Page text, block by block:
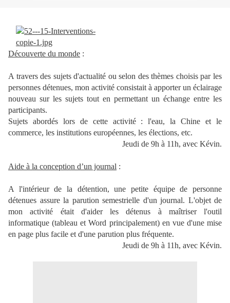
Découverte du monde :
A travers des sujets d'actualité ou selon des thèmes choisis par les
personnes détenues, mon activité consistait à apporter un éclairage
nouveau sur les sujets tout en permettant un échange entre les
participants.
Sujets abordés lors de cette activité : l'eau, la Chine et le
commerce, les institutions européennes, les élections, etc.
Jeudi de 9h à 11h, avec Kévin.
Aide à la conception d’un journal :
A l'intérieur de la détention, une petite équipe de personne
détenues assure la parution semestrielle d'un journal. L'objet de
mon activité était d'aider les détenus à maîtriser l'outil
informatique (tableau et Word principalement) en vue d'une mise
en page plus facile et d'une parution plus fréquente.
Jeudi de 9h à 11h, avec Kévin.